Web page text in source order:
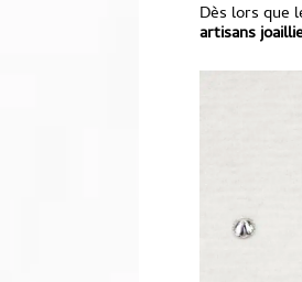
Dès lors que
artisans